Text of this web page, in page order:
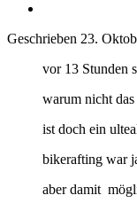
Geschrieben 23.
vor 13 Stunden
warum nicht
ist doch ein
bikerafting war
aber damit